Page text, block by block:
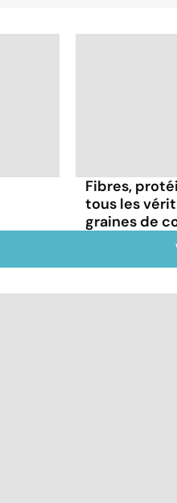
Fibres,
tous les
graines de